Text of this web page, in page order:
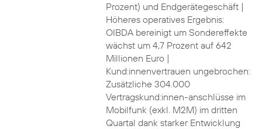
Prozent) und Endgerätegeschäft |
Höheres operatives Ergebnis:
OIBDA bereinigt um Sondereffekte
wächst um 4,7 Prozent auf 642
Millionen Euro |
Kund:innenvertrauen ungebrochen:
Zusätzliche 304.000
Vertragskund:innen-anschlüsse im
Mobilfunk (exkl. M2M) im dritten
Quartal dank starker Entwicklung